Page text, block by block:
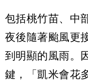
包括桃竹苗、中
夜後隨著颱風更
到明顯的風雨。
鍵，「凱米會花